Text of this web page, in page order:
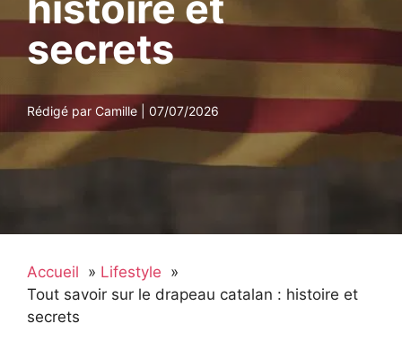
secrets
Rédigé par Camille | 07/07/2026
Accueil
Lifestyle
Tout savoir sur le drapeau catalan : histoire et
secrets